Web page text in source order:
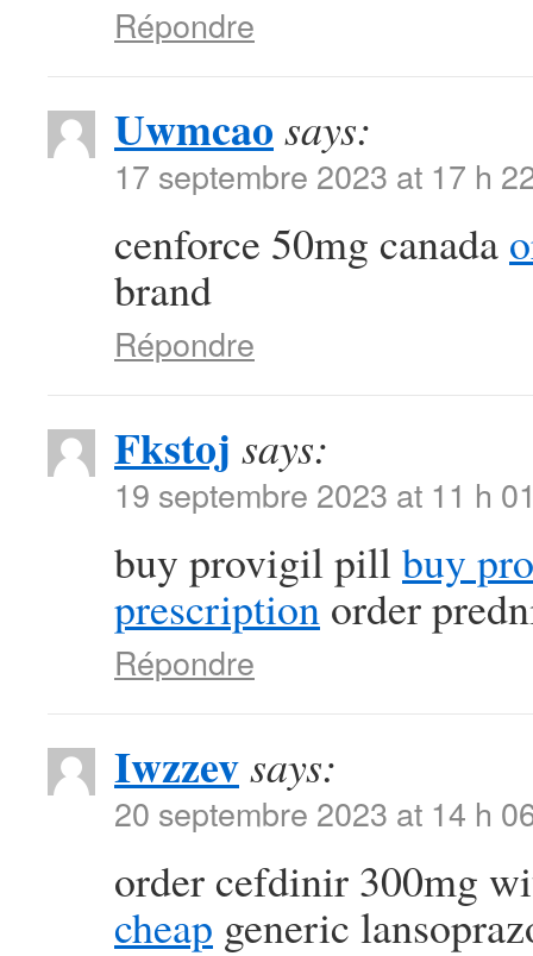
Répondre
Uwmcao says:
17 septembre 2023 at 17 h
cenforce 50mg canada
brand
Répondre
Fkstoj says:
19 septembre 2023 at 11 h
buy provigil pillbuy
prescription order
Répondre
Iwzzevsays:
20 septembre 2023 at 14 h
order cefdinir 300mg
cheap generic